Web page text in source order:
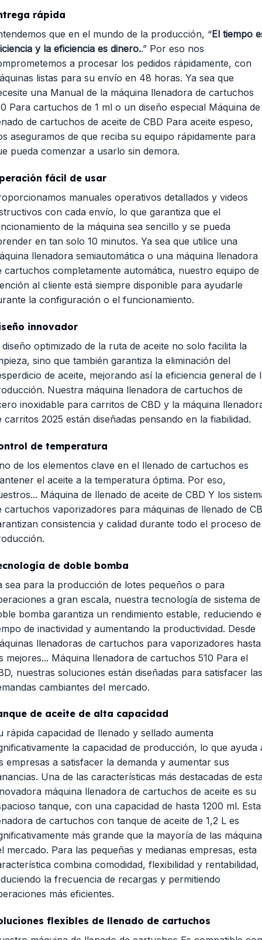
rápida
que en el mundo de la producción, “El tiempo
y la eficiencia es dinero..” Por eso nos
a procesar los pedidos rápidamente, con
listas para su envío en 48 horas. Ya sea que
una Manual de la máquina llenadora de cartuchos
Para cartuchos de 1 ml o un diseño especial Máquina de
de cartuchos de aceite de CBD Para aceite espeso,
aseguramos de que reciba su equipo rápidamente para
pueda comenzar a usarlo sin demora.
fácil de usar
manuales operativos detallados y videos
con cada envío, lo que garantiza que el
de la máquina sea sencillo y se pueda
en tan solo 10 minutos. Ya sea que utilice una
llenadora semiautomática o una máquina llenadora
cartuchos completamente automática, nuestro equipo de
al cliente está siempre disponible para ayudarle
la configuración o el funcionamiento.
innovador
diseño optimizado de la ruta de aceite no solo facilita la
sino que también garantiza la eliminación del
de aceite, mejorando así la eficiencia general de
Nuestra máquina llenadora de cartuchos de
inoxidable para carritos de CBD y la máquina
carritos 2025 están diseñadas pensando en la fiabilidad.
de temperatura
de los elementos clave en el llenado de cartuchos es
el aceite a la temperatura óptima. Por eso,
Máquina de llenado de aceite de CBD Y los
cartuchos vaporizadores para máquinas de llenado de
consistencia y calidad durante todo el proceso de
de doble bomba
sea para la producción de lotes pequeños o para
a gran escala, nuestra tecnología de sistema de
bomba garantiza un rendimiento estable, reduciendo
de inactividad y aumentando la productividad. Desde
llenadoras de cartuchos para vaporizadores hasta
mejores... Máquina llenadora de cartuchos 510 Para el
nuestras soluciones están diseñadas para satisfacer las
cambiantes del mercado.
de aceite de alta capacidad
rápida capacidad de llenado y sellado aumenta
la capacidad de producción, lo que ayuda
empresas a satisfacer la demanda y aumentar sus
Una de las características más destacadas de
máquina llenadora de cartuchos de aceite es su
tanque, con una capacidad de hasta 1200 ml. Esta
de cartuchos con tanque de aceite de 1,2 L es
más grande que la mayoría de las
mercado. Para las pequeñas y medianas empresas, esta
combina comodidad, flexibilidad y rentabilidad,
la frecuencia de recargas y permitiendo
más eficientes.
flexibles de llenado de cartuchos